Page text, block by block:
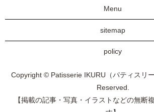
Menu
sitemap
policy
Copyright © Patisserie IKURU（パティスリ
Reserved.
【掲載の記事・写真・イラストなどの無断